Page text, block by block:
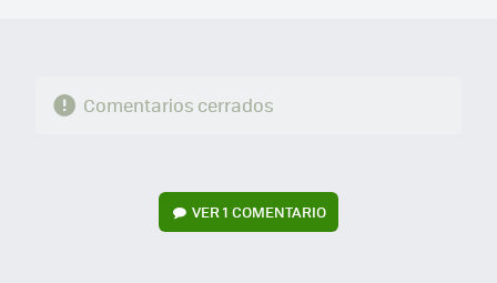
Comentarios cerrados
VER1 COMENTARIO